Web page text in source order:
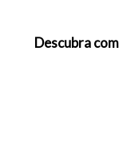
Descubra